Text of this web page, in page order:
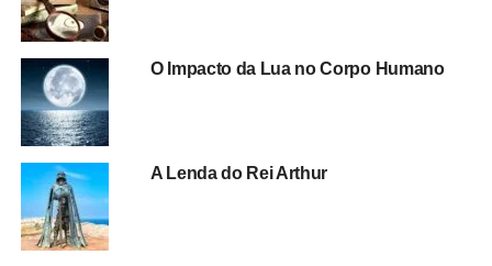
O Impacto da Lua no Corpo Humano
A Lenda do Rei Arthur